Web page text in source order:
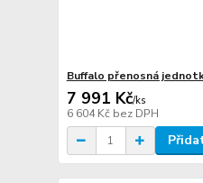
Buffalo přenosná
7 991 Kč/ks
6 604 Kč bez DPH